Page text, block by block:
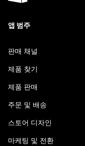
앱 범주
판매 채널
제품 찾기
제품 판매
주문 및 배송
스토어 디자인
마케팅 및 전환